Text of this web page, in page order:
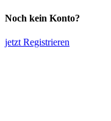
Noch kein Konto?
jetzt Registrieren